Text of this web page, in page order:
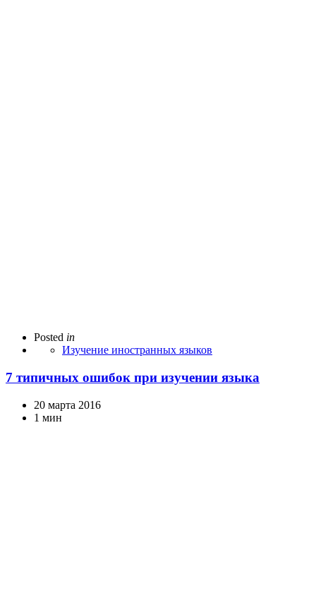
Posted in
Изучение иностранных языков
7 типичных ошибок при изучении языка
20 марта 2016
1 мин